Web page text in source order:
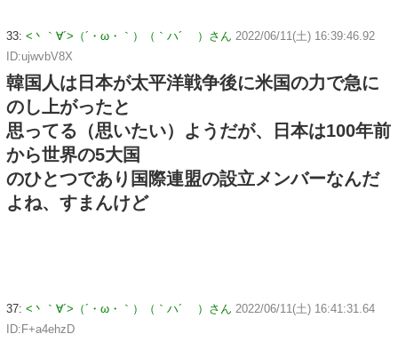
33: <丶｀∀´>（´・ω・｀）（｀ハ´ ）さん 2022/06/11(土) 16:39:46.92
ID:ujwvbV8X
韓国人は日本が太平洋戦争後に米国の力で急に
のし上がったと
思ってる（思いたい）ようだが、日本は100年前
から世界の5大国
のひとつであり国際連盟の設立メンバーなんだ
よね、すまんけど
37: <丶｀∀´>（´・ω・｀）（｀ハ´ ）さん 2022/06/11(土) 16:41:31.64
ID:F+a4ehzD